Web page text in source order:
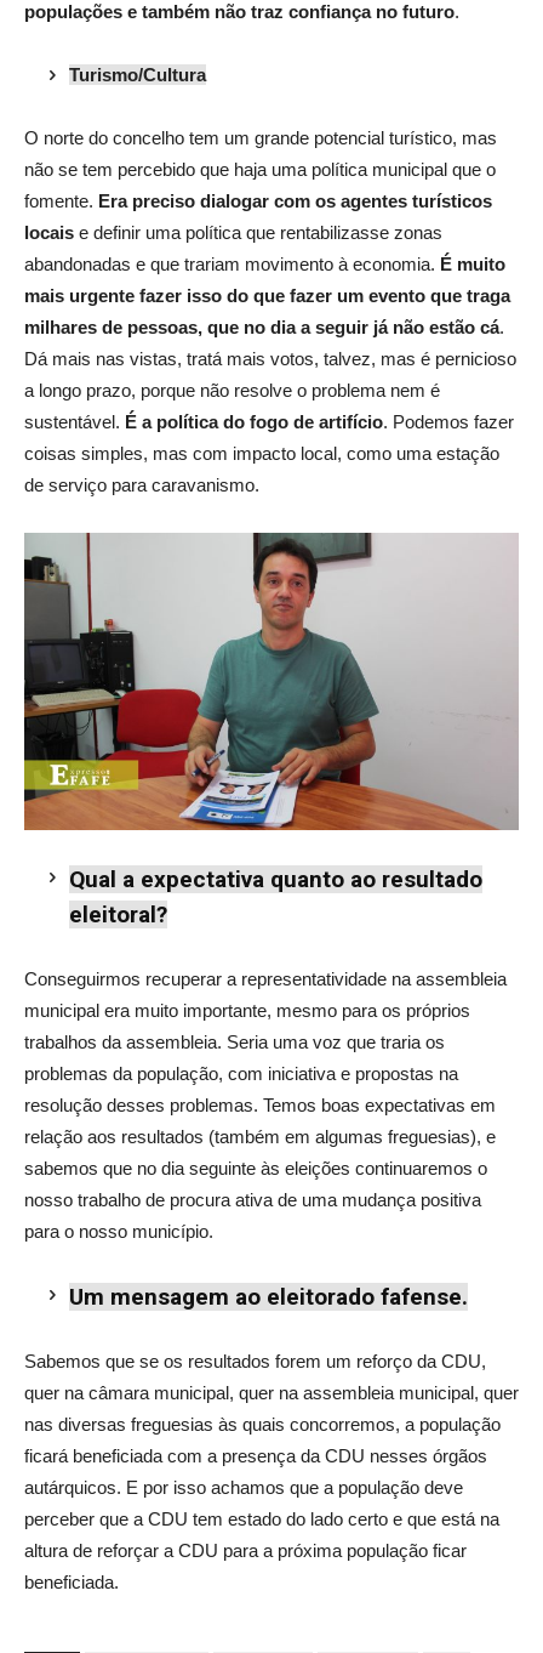
populações e também não traz confiança no futuro.
Turismo/Cultura
O norte do concelho tem um grande potencial turístico, mas
não se tem percebido que haja uma política municipal que o
fomente. Era preciso dialogar com os agentes turísticos
locais e definir uma política que rentabilizasse zonas
abandonadas e que trariam movimento à economia. É muito
mais urgente fazer isso do que fazer um evento que traga
milhares de pessoas, que no dia a seguir já não estão cá.
Dá mais nas vistas, tratá mais votos, talvez, mas é pernicioso
a longo prazo, porque não resolve o problema nem é
sustentável. É a política do fogo de artifício. Podemos fazer
coisas simples, mas com impacto local, como uma estação
de serviço para caravanismo.
Qual a expectativa quanto ao resultado
eleitoral?
Conseguirmos recuperar a representatividade na assembleia
municipal era muito importante, mesmo para os próprios
trabalhos da assembleia. Seria uma voz que traria os
problemas da população, com iniciativa e propostas na
resolução desses problemas. Temos boas expectativas em
relação aos resultados (também em algumas freguesias), e
sabemos que no dia seguinte às eleições continuaremos o
nosso trabalho de procura ativa de uma mudança positiva
para o nosso município.
Um mensagem ao eleitorado fafense.
Sabemos que se os resultados forem um reforço da CDU,
quer na câmara municipal, quer na assembleia municipal, quer
nas diversas freguesias às quais concorremos, a população
ficará beneficiada com a presença da CDU nesses órgãos
autárquicos. E por isso achamos que a população deve
perceber que a CDU tem estado do lado certo e que está na
altura de reforçar a CDU para a próxima população ficar
beneficiada.